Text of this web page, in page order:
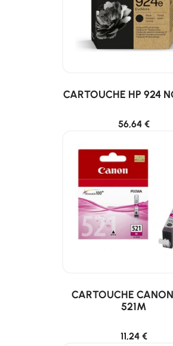
CARTOUCHE HP 924
56,64 €
CARTOUCHE
521M
11,24 €